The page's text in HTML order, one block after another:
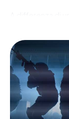
A differenza di
dichiara che
personale! Il
agente a
Internet mobile.
Non è
nell'azione da
molte altre